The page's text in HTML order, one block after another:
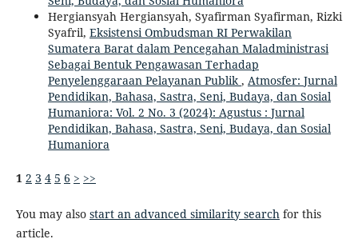
Hergiansyah Hergiansyah, Syafirman Syafirman, Rizki
Syafril, Eksistensi Ombudsman RI Perwakilan
Sumatera Barat dalam Pencegahan Maladministrasi
Sebagai Bentuk Pengawasan Terhadap
Penyelenggaraan Pelayanan Publik, Atmosfer: Jurnal
Pendidikan, Bahasa, Sastra, Seni, Budaya, dan Sosial
Humaniora: Vol. 2 No. 3 (2024): Agustus : Jurnal
Pendidikan, Bahasa, Sastra, Seni, Budaya, dan Sosial
Humaniora
1 2 3 4 5 6 > >>
You may also start an advanced similarity search for this
article.